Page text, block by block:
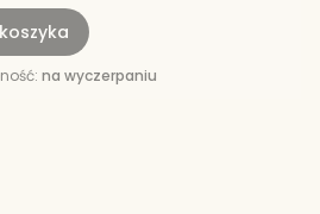
na wyczerpaniu